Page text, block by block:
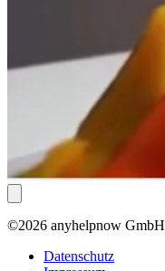
©2026 anyhelpnow GmbH
Datenschutz